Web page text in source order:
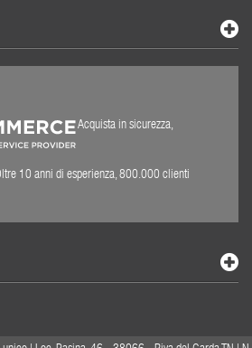
Acquista in sicurezza,
10 anni di esperienza, 800.000 clienti